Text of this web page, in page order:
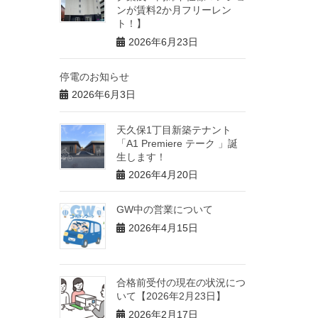
ンが賃料2か月フリーレン
ト！】
2026年6月23日
停電のお知らせ
2026年6月3日
天久保1丁目新築テナント
「A1 Premiere テーク 」誕
生します！
2026年4月20日
GW中の営業について
2026年4月15日
合格前受付の現在の状況につ
いて【2026年2月23日】
2026年2月17日